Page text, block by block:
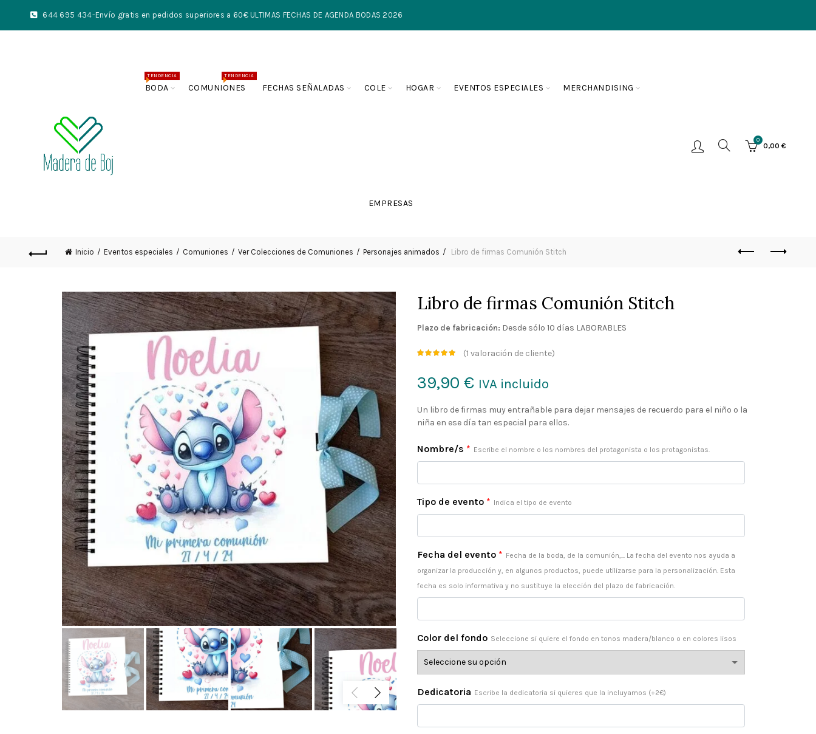
644 695 434-Envío gratis en pedidos superiores a 60€ ULTIMAS FECHAS DE AGENDA BODAS 2026
BODA
TENDENCIA
COMUNIONES
TENDENCIA
FECHAS SEÑALADAS COLE HOGAR EVENTOS ESPECIALES MERCHANDISING
EMPRESAS
0
0,00 €
Inicio Eventos especiales Comuniones Ver Colecciones de Comuniones Personajes animados Libro de firmas Comunión Stitch
Libro de firmas Comunión Stitch
Plazo de fabricación: Desde sólo 10 días LABORABLES
(1 valoración de cliente)
39,90 € IVA incluido
Un libro de firmas muy entrañable para dejar mensajes de recuerdo para el niño o la
niña en ese día tan especial para ellos.
Nombre/s * Escribe el nombre o los nombres del protagonista o los protagonistas.
Tipo de evento * Indica el tipo de evento
Fecha del evento * Fecha de la boda, de la comunión,... La fecha del evento nos ayuda a
organizar la producción y, en algunos productos, puede utilizarse para la personalización. Esta
fecha es solo informativa y no sustituye la elección del plazo de fabricación.
Color del fondo Seleccione si quiere el fondo en tonos madera/blanco o en colores lisos
Dedicatoria Escribe la dedicatoria si quieres que la incluyamos (+2€)